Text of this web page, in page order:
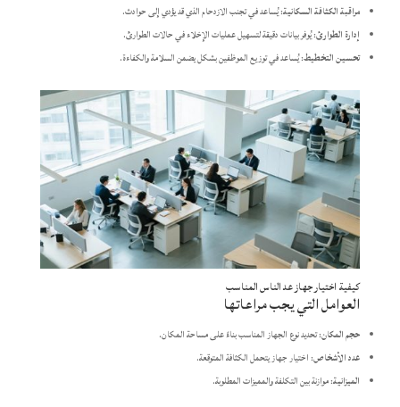
​مراقبة الكثافة السكانية: يُساعد في تجنب الازدحام الذي قد يؤدي إلى حوادث.
​إدارة الطوارئ: يُوفر بيانات دقيقة لتسهيل عمليات الإخلاء في حالات الطوارئ.
​تحسين التخطيط: يُساعد في توزيع الموظفين بشكل يضمن السلامة والكفاءة.​
كيفية اختيار جهاز عد الناس المناسب
العوامل التي يجب مراعاتها
​حجم المكان: تحديد نوع الجهاز المناسب بناءً على مساحة المكان.
​عدد الأشخاص: اختيار جهاز يتحمل الكثافة المتوقعة.
​الميزانية: موازنة بين التكلفة والمميزات المطلوبة.​